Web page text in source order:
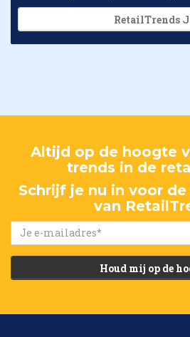
RetailTrends
Altijd op de hoogte
trends in de
Schrijf je nu in voor
van
Houd mij op de